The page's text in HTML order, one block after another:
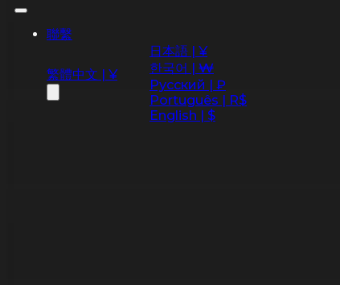
聯繫
繁體中文 | ¥
日本語 | ¥
한국어 | ₩
Русский | ₽
Português | R$
English | $